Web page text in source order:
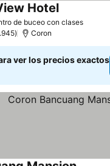
de buceo con clases
Hotel
Coron
ver los precios exactos